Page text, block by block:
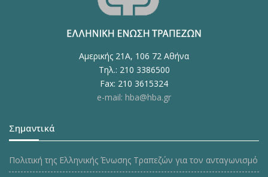
Αμερικής 21Α, 106 72 Αθήνα
Τηλ.: 210 3386500
Fax: 210 3615324
e-mail: hba@hba.gr
Σημαντικά
Πολιτική της Ελληνικής Ένωσης Τραπεζών για τον ανταγωνισμό